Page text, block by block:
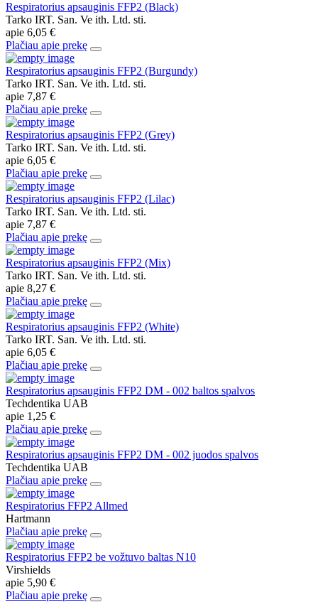
Respiratorius apsauginis FFP2 (Black)
Tarko IRT. San. Ve ith. Ltd. sti.
apie 6,05 €
Plačiau apie prekę
Respiratorius apsauginis FFP2 (Burgundy)
Tarko IRT. San. Ve ith. Ltd. sti.
apie 7,87 €
Plačiau apie prekę
Respiratorius apsauginis FFP2 (Grey)
Tarko IRT. San. Ve ith. Ltd. sti.
apie 6,05 €
Plačiau apie prekę
Respiratorius apsauginis FFP2 (Lilac)
Tarko IRT. San. Ve ith. Ltd. sti.
apie 7,87 €
Plačiau apie prekę
Respiratorius apsauginis FFP2 (Mix)
Tarko IRT. San. Ve ith. Ltd. sti.
apie 8,27 €
Plačiau apie prekę
Respiratorius apsauginis FFP2 (White)
Tarko IRT. San. Ve ith. Ltd. sti.
apie 6,05 €
Plačiau apie prekę
Respiratorius apsauginis FFP2 DM - 002 baltos spalvos
Techdentika UAB
apie 1,25 €
Plačiau apie prekę
Respiratorius apsauginis FFP2 DM - 002 juodos spalvos
Techdentika UAB
Plačiau apie prekę
Respiratorius FFP2 Allmed
Hartmann
Plačiau apie prekę
Respiratorius FFP2 be vožtuvo baltas N10
Virshields
apie 5,90 €
Plačiau apie prekę